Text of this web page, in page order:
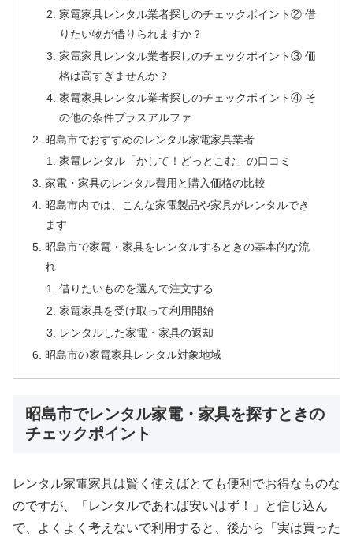
家電家具レンタル業者探しのチェックポイント② 借
りたい物が借りられますか？
家電家具レンタル業者探しのチェックポイント③ 価
格は高すぎませんか？
家電家具レンタル業者探しのチェックポイント④ そ
の他の条件プラスアルファ
昭島市でおすすめのレンタル家電家具業者
家電レンタル「かして！どっとこむ」の口コミ
家電・家具のレンタル費用と購入価格の比較
昭島市内では、こんな家電製品や家具がレンタルでき
ます
昭島市で家電・家具をレンタルするときの基本的な流
れ
借りたいものを選んで注文する
家電家具を受け取って利用開始
レンタルした家電・家具の返却
昭島市の家電家具レンタル対象地域
昭島市でレンタル家電・家具を探すときの
チェックポイント
レンタル家電家具は賢く使えばとても便利でお得なものな
のですが、「レンタルであれば安いはず！」と信じ込ん
で、よくよく考えないで利用すると、後から「実は買った